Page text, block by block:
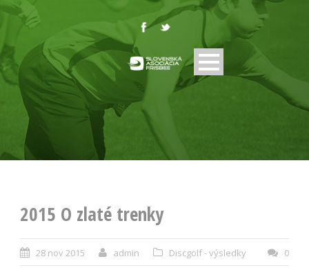
2015 O zlaté trenky
28 nov 2015 admin Discgolf - výsledky 0